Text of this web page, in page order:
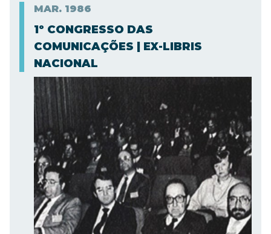
MAR. 1986
1º CONGRESSO DAS
COMUNICAÇÕES | EX-LIBRIS
NACIONAL